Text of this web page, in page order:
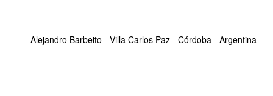
Alejandro Barbeito - Villa Carlos Paz - Córdoba - Argentina